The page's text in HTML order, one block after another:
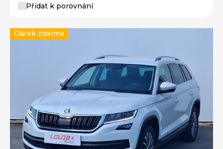
Přidat k porovnání
Dárek zdarma